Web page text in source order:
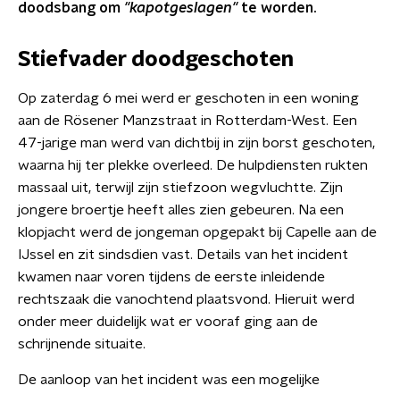
doodsbang om "kapotgeslagen"te worden.
Stiefvader doodgeschoten
Op zaterdag 6 mei werd er geschoten in een woning
aan de Rösener Manzstraat in Rotterdam-West. Een
47-jarige man werd van dichtbij in zijn borst geschoten,
waarna hij ter plekke overleed. De hulpdiensten rukten
massaal uit, terwijl zijn stiefzoon wegvluchtte. Zijn
jongere broertje heeft alles zien gebeuren. Na een
klopjacht werd de jongeman opgepakt bij Capelle aan de
IJssel en zit sindsdien vast. Details van het incident
kwamen naar voren tijdens de eerste inleidende
rechtszaak die vanochtend plaatsvond. Hieruit werd
onder meer duidelijk wat er vooraf ging aan de
schrijnende situaite.
De aanloop van het incident was een mogelijke